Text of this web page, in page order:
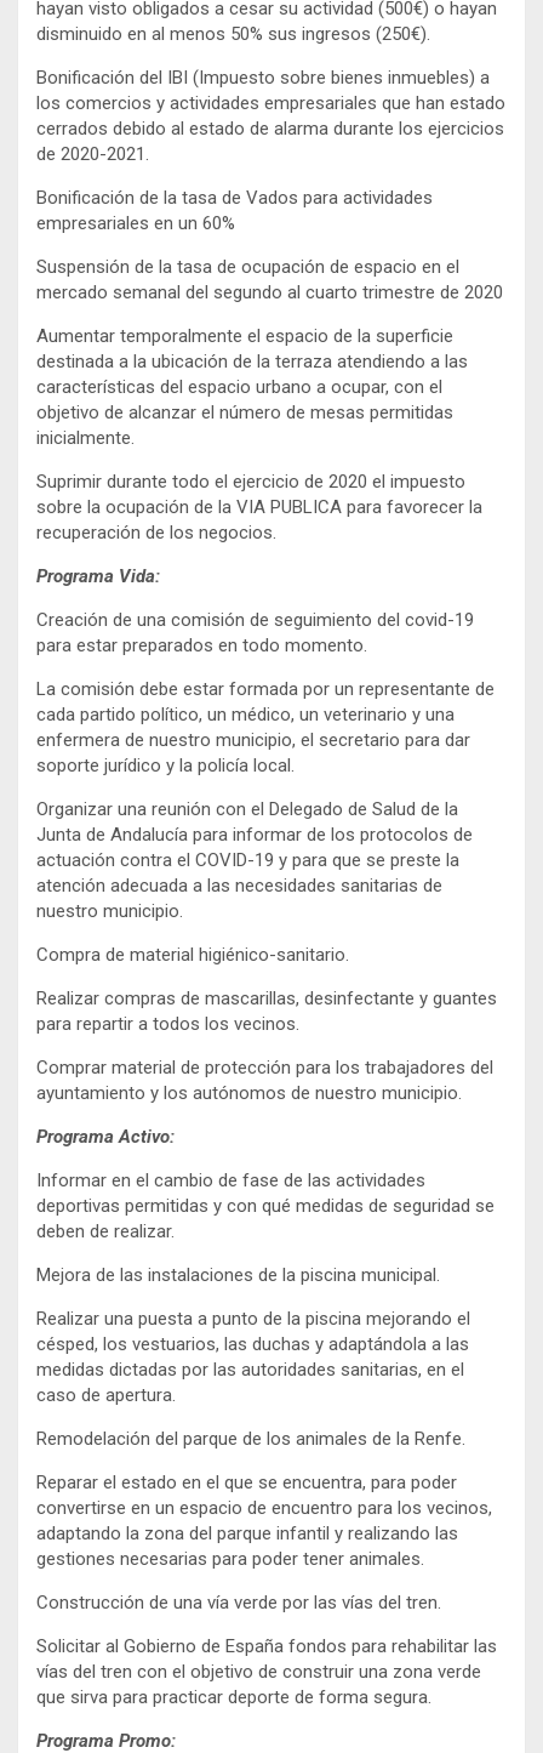
hayan visto obligados a cesar su actividad (500€) o hayan
disminuido en al menos 50% sus ingresos (250€).
Bonificación del IBI (Impuesto sobre bienes inmuebles) a
los comercios y actividades empresariales que han estado
cerrados debido al estado de alarma durante los ejercicios
de 2020-2021.
Bonificación de la tasa de Vados para actividades
empresariales en un 60%
Suspensión de la tasa de ocupación de espacio en el
mercado semanal del segundo al cuarto trimestre de 2020
Aumentar temporalmente el espacio de la superficie
destinada a la ubicación de la terraza atendiendo a las
características del espacio urbano a ocupar, con el
objetivo de alcanzar el número de mesas permitidas
inicialmente.
Suprimir durante todo el ejercicio de 2020 el impuesto
sobre la ocupación de la VIA PUBLICA para favorecer la
recuperación de los negocios.
Programa Vida:
Creación de una comisión de seguimiento del covid-19
para estar preparados en todo momento.
La comisión debe estar formada por un representante de
cada partido político, un médico, un veterinario y una
enfermera de nuestro municipio, el secretario para dar
soporte jurídico y la policía local.
Organizar una reunión con el Delegado de Salud de la
Junta de Andalucía para informar de los protocolos de
actuación contra el COVID-19 y para que se preste la
atención adecuada a las necesidades sanitarias de
nuestro municipio.
Compra de material higiénico-sanitario.
Realizar compras de mascarillas, desinfectante y guantes
para repartir a todos los vecinos.
Comprar material de protección para los trabajadores del
ayuntamiento y los autónomos de nuestro municipio.
Programa Activo:
Informar en el cambio de fase de las actividades
deportivas permitidas y con qué medidas de seguridad se
deben de realizar.
Mejora de las instalaciones de la piscina municipal.
Realizar una puesta a punto de la piscina mejorando el
césped, los vestuarios, las duchas y adaptándola a las
medidas dictadas por las autoridades sanitarias, en el
caso de apertura.
Remodelación del parque de los animales de la Renfe.
Reparar el estado en el que se encuentra, para poder
convertirse en un espacio de encuentro para los vecinos,
adaptando la zona del parque infantil y realizando las
gestiones necesarias para poder tener animales.
Construcción de una vía verde por las vías del tren.
Solicitar al Gobierno de España fondos para rehabilitar las
vías del tren con el objetivo de construir una zona verde
que sirva para practicar deporte de forma segura.
Programa Promo: